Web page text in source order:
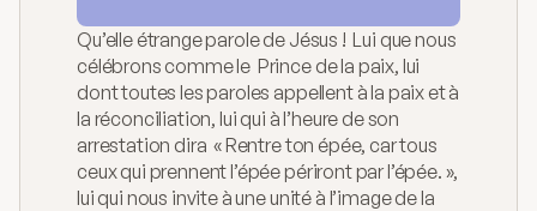
Mouvements
Chemin de St-Jacques
À propos
Qu’elle étrange parole de Jésus !  Lui que nous
célébrons comme le  Prince de la paix, lui
dont toutes les paroles appellent à la paix et à
la réconciliation, lui qui à l’heure de son
arrestation dira  « Rentre ton épée, car tous
ceux qui prennent l’épée périront par l’épée. »,
lui qui nous invite à une unité à l’image de la